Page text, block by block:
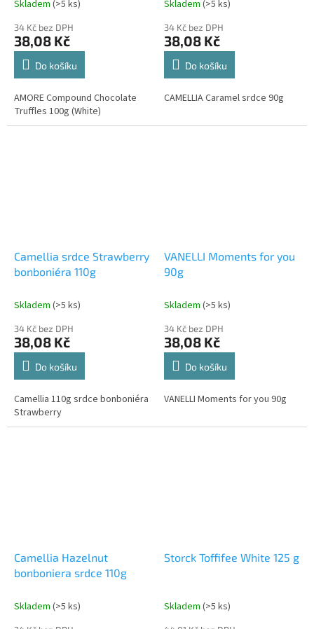
Skladem (>5 ks)
34 Kč bez DPH
38,08 Kč
Do košíku
AMORE Compound Chocolate
Truffles 100g (White)
Skladem (>5 ks)
34 Kč bez DPH
38,08 Kč
Do košíku
CAMELLIA Caramel srdce 90g
Camellia srdce Strawberry
bonboniéra 110g
Skladem (>5 ks)
34 Kč bez DPH
38,08 Kč
Do košíku
Camellia 110g srdce bonboniéra
Strawberry
VANELLI Moments for you
90g
Skladem (>5 ks)
34 Kč bez DPH
38,08 Kč
Do košíku
VANELLI Moments for you 90g
Camellia Hazelnut
bonboniera srdce 110g
Skladem (>5 ks)
Storck Toffifee White 125 g
Skladem (>5 ks)